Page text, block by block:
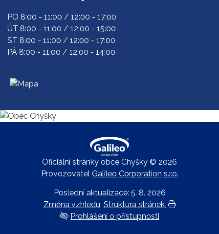
PO 8:00 - 11:00 / 12:00 - 17:00
ÚT 8:00 - 11:00 / 12:00 - 15:00
ST 8:00 - 11:00 / 12:00 - 17:00
PÁ 8:00 - 11:00 / 12:00 - 14:00
Oficiální stránky obce Chyšky © 2026
Provozovatel Galileo Corporation s.r.o.
Poslední aktualizace: 5. 8. 2026
Změna vzhledu Struktura stránek, Vytisknout
Prohlášení o přístupnosti